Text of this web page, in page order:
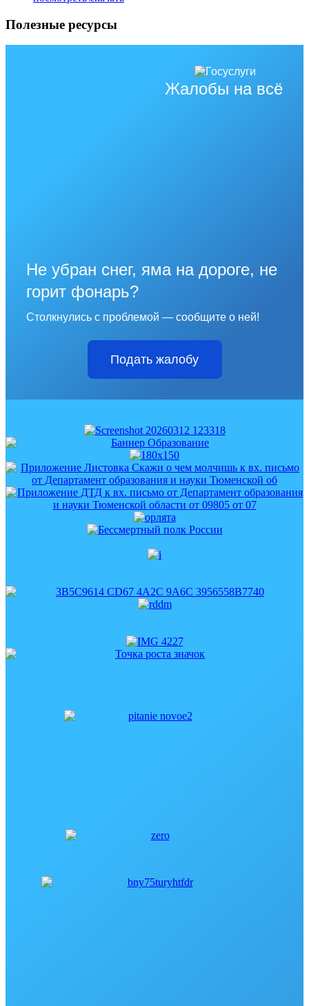
Полезные ресурсы
Жалобы на всё
Не убран снег, яма на дороге, не
горит фонарь?
Столкнулись с проблемой — сообщите о ней!
Подать жалобу